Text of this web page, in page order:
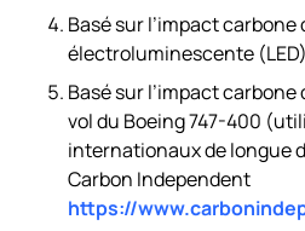
Basé sur l’impact carbone
électroluminescente
Basé sur l’impact carbone
vol du Boeing 747-400
internationaux de longue
Carbon Independent
https://